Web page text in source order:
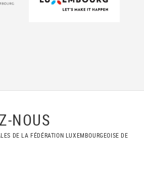
NOUS
DE LA FÉDÉRATION LUXEMBOURGEOISE DE